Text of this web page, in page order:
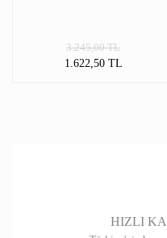
1.622,50 TL
3.245,00 TL
HIZLI